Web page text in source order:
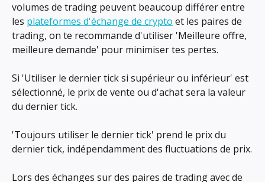
volumes de trading peuvent beaucoup différer entre
les plateformes d'échange de crypto et les paires de
trading, on te recommande d'utiliser 'Meilleure offre,
meilleure demande' pour minimiser tes pertes.
Si 'Utiliser le dernier tick si supérieur ou inférieur' est
sélectionné, le prix de vente ou d'achat sera la valeur
du dernier tick.
'Toujours utiliser le dernier tick' prend le prix du
dernier tick, indépendamment des fluctuations de prix.
Lors des échanges sur des paires de trading avec de